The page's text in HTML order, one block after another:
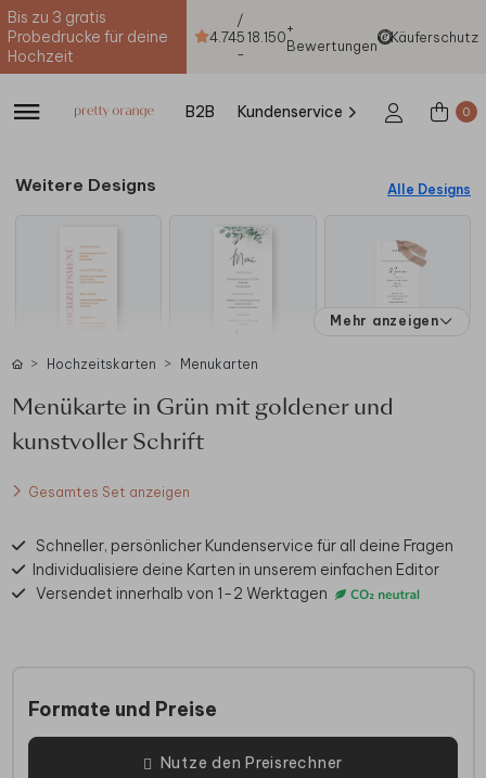
Bis zu 3 gratis
Probedrucke für deine
Hochzeit
4.74
/
5
-
18.150+
Bewertungen
Käuferschutz
B2B Kundenservice 0
Weitere Designs Alle Designs
Mehr anzeigen
Hochzeitskarten Menukarten
Menükarte in Grün mit goldener und
kunstvoller Schrift
Gesamtes Set anzeigen
Schneller, persönlicher Kundenservice für all deine Fragen
Individualisiere deine Karten in unserem einfachen Editor
Versendet innerhalb von 1-2 Werktagen
Formate und Preise
Nutze den Preisrechner